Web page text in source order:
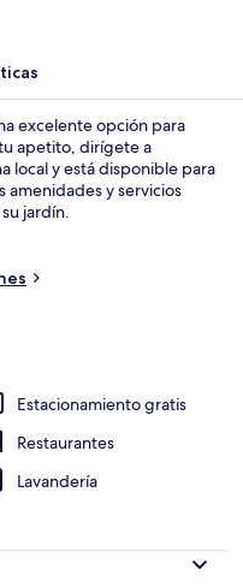
excelente opción para
apetito, dirígete a
local y está disponible para
amenidades y servicios
jardín.
Estacionamiento gratis
Restaurantes
Lavandería